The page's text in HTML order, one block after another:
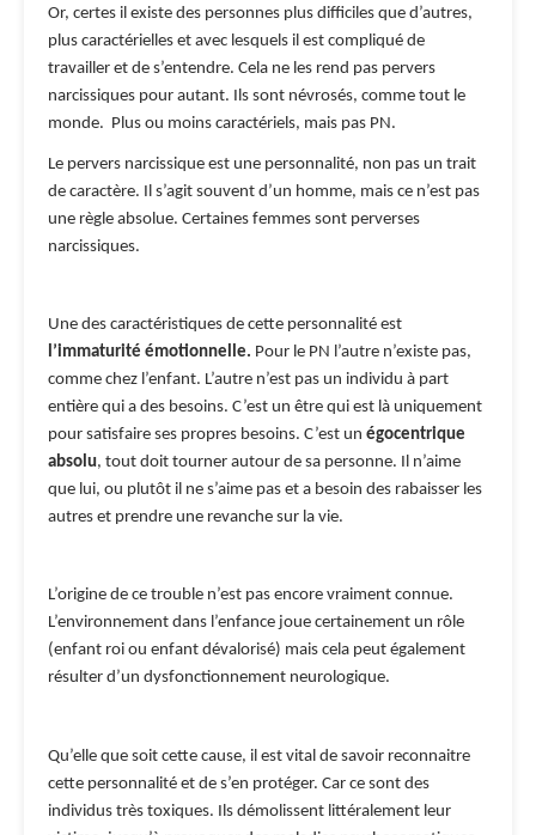
Or, certes il existe des personnes plus difficiles que d’autres,
plus caractérielles et avec lesquels il est compliqué de
travailler et de s’entendre. Cela ne les rend pas pervers
narcissiques pour autant. Ils sont névrosés, comme tout le
monde. Plus ou moins caractériels, mais pas PN.
Le pervers narcissique est une personnalité, non pas un trait
de caractère. Il s’agit souvent d’un homme, mais ce n’est pas
une règle absolue. Certaines femmes sont perverses
narcissiques.
Une des caractéristiques de cette personnalité est
l’immaturité émotionnelle. Pour le PN l’autre n’existe pas,
comme chez l’enfant. L’autre n’est pas un individu à part
entière qui a des besoins. C’est un être qui est là uniquement
pour satisfaire ses propres besoins. C’est un égocentrique
absolu, tout doit tourner autour de sa personne. Il n’aime
que lui, ou plutôt il ne s’aime pas et a besoin des rabaisser les
autres et prendre une revanche sur la vie.
L’origine de ce trouble n’est pas encore vraiment connue.
L’environnement dans l’enfance joue certainement un rôle
(enfant roi ou enfant dévalorisé) mais cela peut également
résulter d’un dysfonctionnement neurologique.
Qu’elle que soit cette cause, il est vital de savoir reconnaitre
cette personnalité et de s’en protéger. Car ce sont des
individus très toxiques. Ils démolissent littéralement leur